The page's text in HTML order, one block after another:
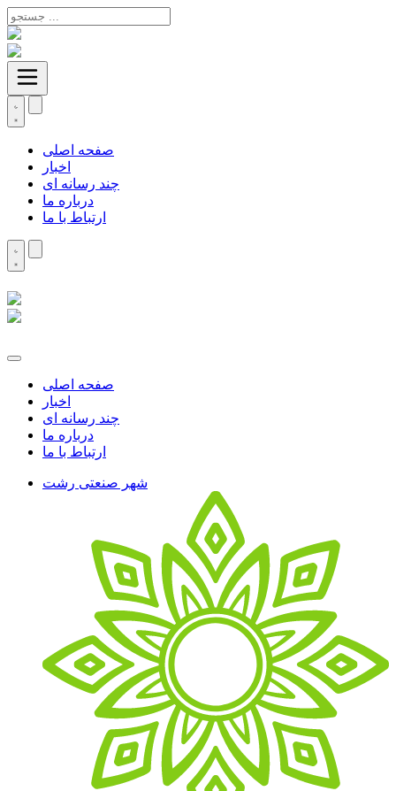
صفحه اصلی
اخبار
چند رسانه ای
درباره ما
ارتباط با ما
صفحه اصلی
اخبار
چند رسانه ای
درباره ما
ارتباط با ما
شهر صنعتی رشت